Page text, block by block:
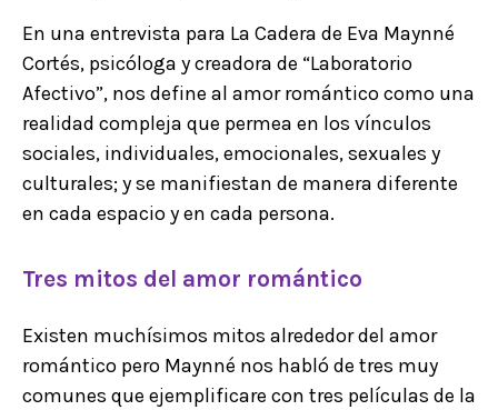
En una entrevista para La Cadera de Eva Maynné
Cortés, psicóloga y creadora de “Laboratorio
Afectivo”, nos define al amor romántico como una
realidad compleja que permea en los vínculos
sociales, individuales, emocionales, sexuales y
culturales; y se manifiestan de manera diferente
en cada espacio y en cada persona.
Tres mitos del amor romántico
Existen muchísimos mitos alrededor del amor
romántico pero Maynné nos habló de tres muy
comunes que ejemplificare con tres películas de la